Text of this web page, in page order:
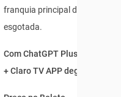
franquia principal de dados
esgotada.
Com ChatGPT Plus incluso
+ Claro TV APP degustação